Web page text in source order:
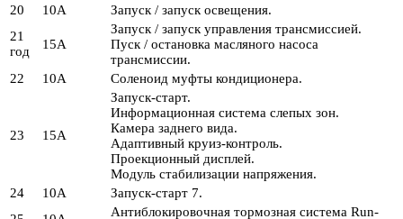
20
10А
Запуск / запуск освещения.
21
год
15А
Запуск / запуск управления трансмиссией.
Пуск / остановка масляного насоса
трансмиссии.
22
10А Соленоид муфты кондиционера.
23 15А
Запуск-старт.
Информационная система слепых зон.
Камера заднего вида.
Адаптивный круиз-контроль.
Проекционный дисплей.
Модуль стабилизации напряжения.
24
10А
Запуск-старт 7.
Антиблокировочная тормозная система Run-